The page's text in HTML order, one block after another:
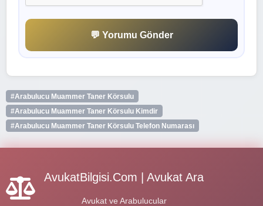
💬 Yorumu Gönder
#Arabulucu Muammer Taner Körsulu
#Arabulucu Muammer Taner Körsulu Kimdir
#Arabulucu Muammer Taner Körsulu Telefon Numarası
AvukatBilgisi.Com | Avukat Ara
Avukat ve Arabulucular